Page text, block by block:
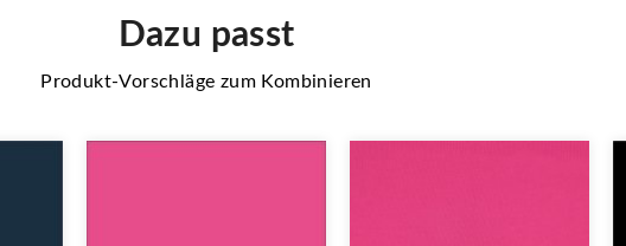
Dazu passt
Produkt-Vorschläge zum Kombinieren